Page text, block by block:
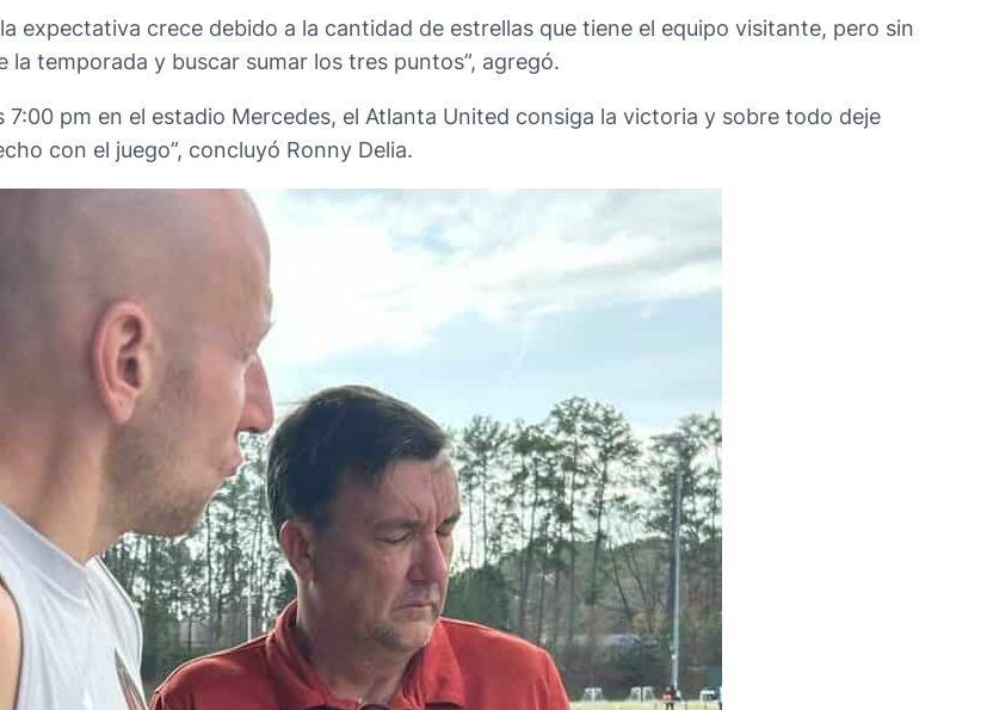
expectativa crece debido a la cantidad de estrellas que tiene el equipo visitante, pero sin
temporada y buscar sumar los tres puntos”, agregó.
pm en el estadio Mercedes, el Atlanta United consiga la victoria y sobre todo deje
con el juego”, concluyó Ronny Delia.